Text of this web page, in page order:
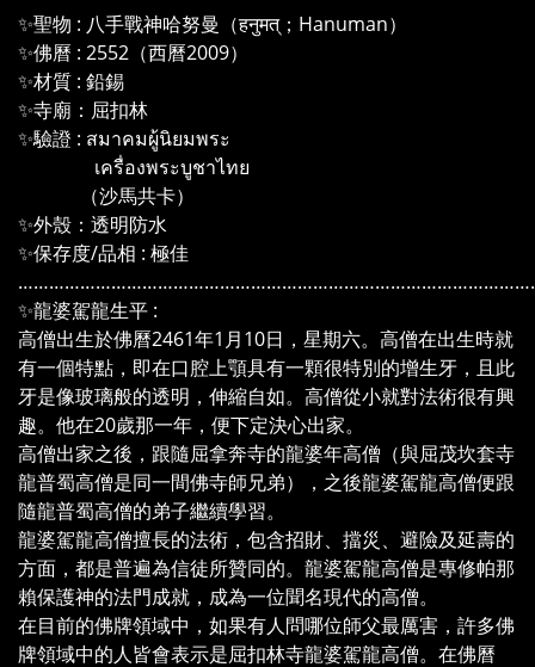
✨聖物 : 八手戰神哈努曼（हनुमत्；Hanuman）
✨佛曆 : 2552（西曆2009）
✨材質 : 鉛錫
✨寺廟：屈扣林
✨驗證 : สมาคมผู้นิยมพระ
เครื่องพระบูชาไทย
（沙馬共卡）
✨外殼：透明防水
✨保存度/品相 : 極佳
✨龍婆駕龍生平 :
高僧出生於佛曆2461年1月10日，星期六。高僧在出生時就
有一個特點，即在口腔上顎具有一顆很特別的增生牙，且此
牙是像玻璃般的透明，伸縮自如。高僧從小就對法術很有興
趣。他在20歲那一年，便下定決心出家。
高僧出家之後，跟隨屈拿奔寺的龍婆年高僧（與屈茂坎套寺
龍普蜀高僧是同一間佛寺師兄弟），之後龍婆駕龍高僧便跟
隨龍普蜀高僧的弟子繼續學習。
龍婆駕龍高僧擅長的法術，包含招財、擋災、避險及延壽的
方面，都是普遍為信徒所贊同的。龍婆駕龍高僧是專修帕那
賴保護神的法門成就，成為一位聞名現代的高僧。
在目前的佛牌領域中，如果有人問哪位師父最厲害，許多佛
牌領域中的人皆會表示是屈扣林寺龍婆駕龍高僧。在佛曆